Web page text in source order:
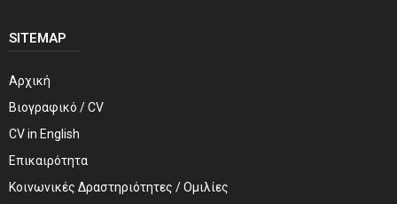
SITEMAP
Αρχική
Βιογραφικό / CV
CV in English
Επικαιρότητα
Κοινωνικές Δραστηριότητες / Ομιλίες